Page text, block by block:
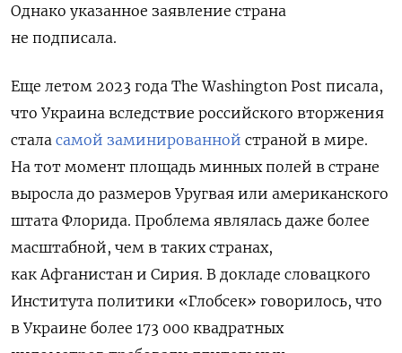
Однако указанное заявление страна
не подписала.
Еще летом 2023 года The Washington Post писала,
что Украина вследствие российского вторжения
стала самой заминированной страной в мире.
На тот момент площадь минных полей в стране
выросла до размеров Уругвая или американского
штата Флорида. Проблема являлась даже более
масштабной, чем в таких странах,
как Афганистан и Сирия. В докладе словацкого
Института политики «Глобсек» говорилось, что
в Украине более 173 000 квадратных